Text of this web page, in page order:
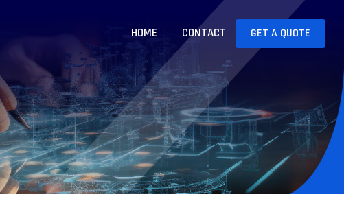
HOME CONTACT GET A QUOTE